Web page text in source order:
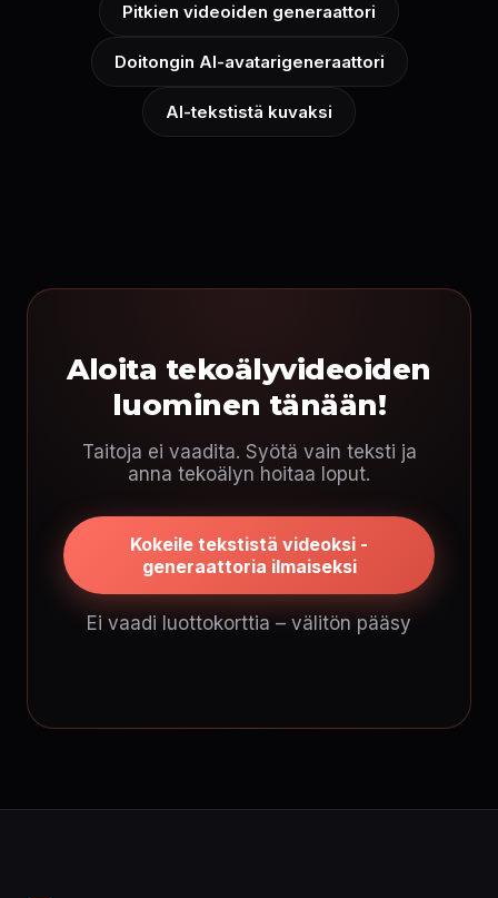
Pitkien videoiden generaattori
Doitongin AI-avatarigeneraattori
AI-tekstistä kuvaksi
Aloita tekoälyvideoiden
luominen tänään!
Taitoja ei vaadita. Syötä vain teksti ja
anna tekoälyn hoitaa loput.
Kokeile tekstistä videoksi -
generaattoria ilmaiseksi
Ei vaadi luottokorttia – välitön pääsy